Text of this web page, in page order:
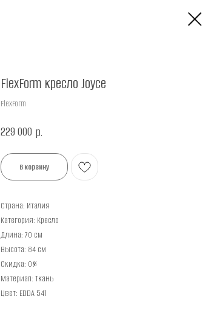
FlexForm кресло Joyce
FlexForm
229 000 р.
В корзину
Страна: Италия
Категория: Кресло
Длина: 70 см
Высота: 84 см
Скидка: 0%
Материал: Ткань
Цвет: EDDA 541